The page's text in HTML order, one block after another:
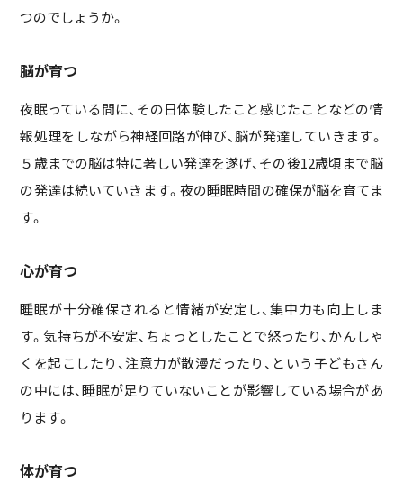
つのでしょうか。
脳が育つ
夜眠っている間に、その日体験したこと感じたことなどの情
報処理をしながら神経回路が伸び、脳が発達していきます。
５歳までの脳は特に著しい発達を遂げ、その後12歳頃まで脳
の発達は続いていきます。夜の睡眠時間の確保が脳を育てま
す。
心が育つ
睡眠が十分確保されると情緒が安定し、集中力も向上しま
す。気持ちが不安定、ちょっとしたことで怒ったり、かんしゃ
くを起こしたり、注意力が散漫だったり、という子どもさん
の中には、睡眠が足りていないことが影響している場合があ
ります。
体が育つ